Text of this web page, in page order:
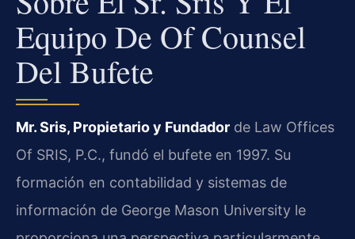
Equipo De Of Counsel
Del Bufete
Mr. Sris, Propietario y Fundador de Law Offices
Of SRIS, P.C., fundó el bufete en 1997. Su
formación en contabilidad y sistemas de
información de George Mason University le